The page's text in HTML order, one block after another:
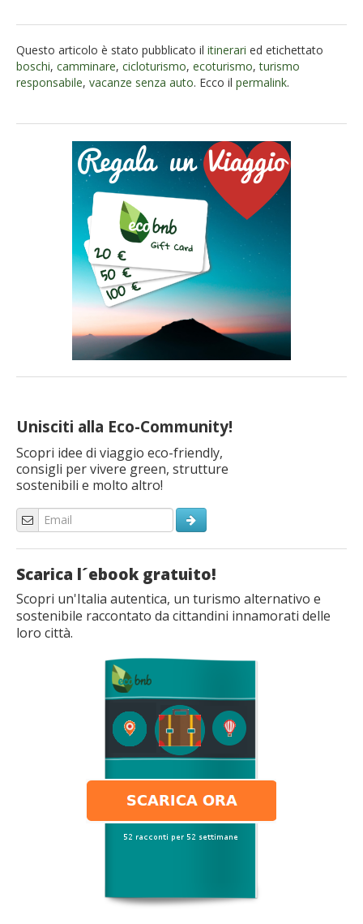
Questo articolo è stato pubblicato il itinerari ed etichettato
boschi, camminare, cicloturismo, ecoturismo,turismo
responsabile, vacanze senza auto. Ecco il permalink.
Unisciti alla Eco-Community!
Scopri idee di viaggio eco-friendly,
consigli per vivere green, strutture
sostenibili e molto altro!
Scarica l´ebook gratuito!
Scopri un'Italia autentica, un turismo alternativo e
sostenibile raccontato da cittandini innamorati delle
loro città.